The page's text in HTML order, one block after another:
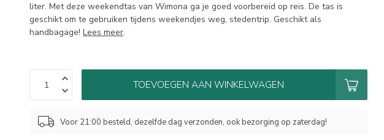
liter. Met deze weekendtas van Wimona ga je goed voorbereid op reis. De tas is
geschikt om te gebruiken tijdens weekendjes weg, stedentrip. Geschikt als
handbagage!Lees meer.
TOEVOEGEN AAN WINKELWAGEN
Voor 21:00 besteld, dezelfde dag verzonden, ook bezorging op zaterdag!